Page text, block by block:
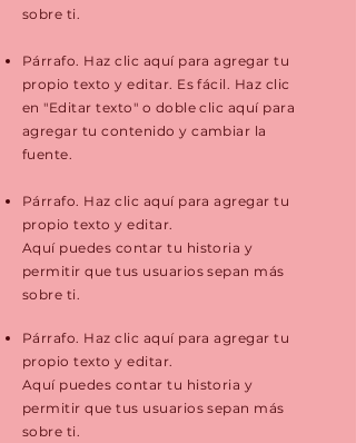
sobre ti.
Párrafo. Haz clic aquí para agregar tu
propio texto y editar. Es fácil. Haz clic
en "Editar texto" o doble clic aquí para
agregar tu contenido y cambiar la
fuente.
Párrafo. Haz clic aquí para agregar tu
propio texto y editar.
Aquí puedes contar tu historia y
permitir que tus usuarios sepan más
sobre ti.
Párrafo. Haz clic aquí para agregar tu
propio texto y editar.
Aquí puedes contar tu historia y
permitir que tus usuarios sepan más
sobre ti.